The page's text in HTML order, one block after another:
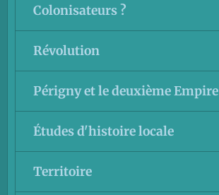
Colonisateurs ?
Révolution
Périgny et le deuxième Empire
Études d'histoire locale
Territoire